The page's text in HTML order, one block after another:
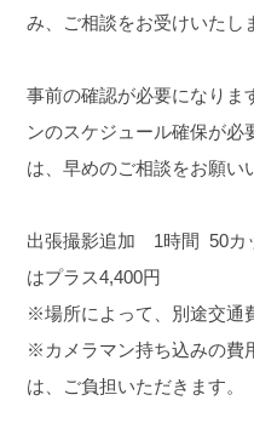
み、ご相談をお受けいたし
事前の確認が必要になりま
ンのスケジュール確保が必
は、早めのご相談をお願い
出張撮影追加 1時間 50カ
はプラス4,400円
※場所によって、別途交通
※カメラマン持ち込みの費
は、ご負担いただきます。